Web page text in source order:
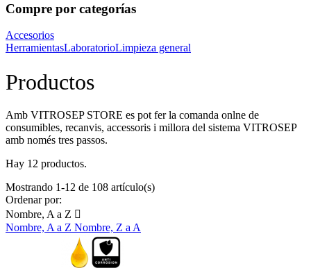
Compre por categorías
Accesorios
HerramientasLaboratorioLimpieza general
Productos
Amb VITROSEP STORE es pot fer la comanda onlne de
consumibles, recanvis, accessoris i millora del sistema VITROSEP
amb només tres passos.
Hay 12 productos.
Mostrando 1-12 de 108 artículo(s)
Ordenar por:
Nombre, A a Z 
Nombre, A a Z Nombre, Z a A